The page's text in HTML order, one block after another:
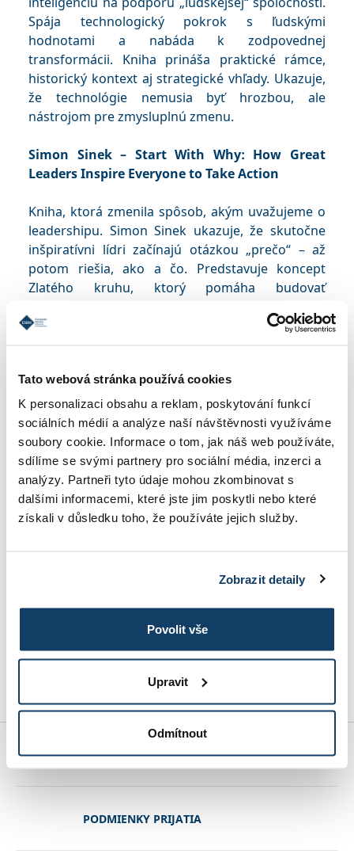
Tato webová stránka používá cookies
K personalizaci obsahu a reklam, poskytování funkcí
sociálních médií a analýze naší návštěvnosti využíváme
soubory cookie. Informace o tom, jak náš web používáte,
sdílíme se svými partnery pro sociální média, inzerci a
analýzy. Partneři tyto údaje mohou zkombinovat s
dalšími informacemi, které jste jim poskytli nebo které
získali v důsledku toho, že používáte jejich služby.
Zobrazit detaily
Povolit vše
Upravit
Odmítnout
Spája technologický pokrok s ľudskými
hodnotami a nabáda k zodpovednej
transformácii. Kniha prináša praktické rámce,
historický kontext aj strategické vhľady. Ukazuje,
že technológie nemusia byť hrozbou, ale
nástrojom pre zmysluplnú zmenu.
Simon Sinek – Start With Why: How Great
Leaders Inspire Everyone to Take Action
Kniha, ktorá zmenila spôsob, akým uvažujeme o
leadershipu. Simon Sinek ukazuje, že skutočne
inšpiratívni lídri začínajú otázkou „prečo“ – až
potom riešia, ako a čo. Predstavuje koncept
Zlatého kruhu, ktorý pomáha budovať
zamestnancami aj zákazníkmi. Učí, že úspech
viesť s víziou a inšpirovať druhých.
Amy C. Edmondson – Right Kind of Wrong: The
Science of Failing Well
Kniha o tom, prečo zlyhanie nemusí znamenať
koniec, ale začiatok. Autorka rozlišuje tri typy
zlyhaní a ukazuje, ako z nich vyťažiť maximum pre
chýb. Nejde o oslavu omylov, ale o predstavenie
konkrétnych praktických príkladov, ktoré
pomáhajú premeniť chyby na príležitosti. Kniha je
skvelou voľbou pre tých, ktorí chcú viesť tím
odvážnejšie a učiť sa aj z neúspechov.
ŠPECIALIZÁCIE MBA
PODMIENKY PRIJATIA